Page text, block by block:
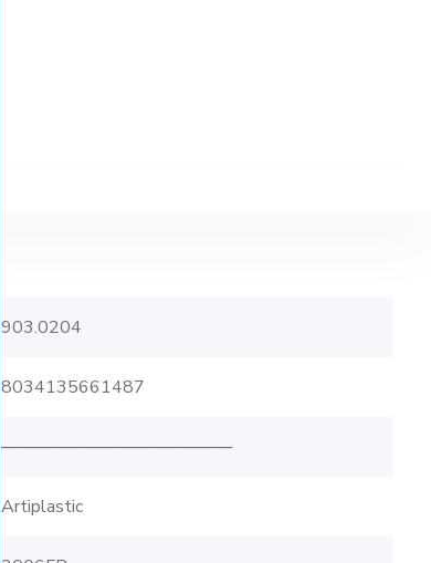
903.0204
8034135661487
───────────────────
Artiplastic